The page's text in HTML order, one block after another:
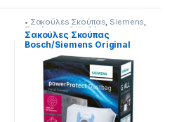
• Σακούλεs Σκούπαs, Siemens,
Σκούπισμα & Καθάρισμα
Σακούλες Σκούπας
Bosch/Siemens Original
VZ41FGAL 23219027